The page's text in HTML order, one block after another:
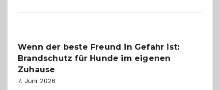
und
herzlich
Wenn der beste Freund in Gefahr ist:
Brandschutz für Hunde im eigenen
Zuhause
7. Juni 2026